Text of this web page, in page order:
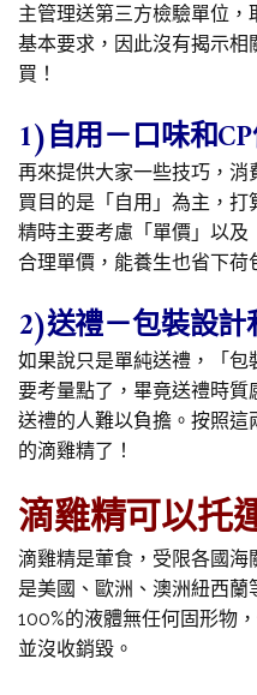
主管理送第三方檢驗單位
基本要求，因此沒有揭示
買！
1)自用－口味和
再來提供大家一些技巧，
買目的是「自用」為主，
精時主要考慮「單價」以
合理單價，能養生也省下荷
2)送禮－包裝設
如果說只是單純送禮，「
要考量點了，畢竟送禮時
送禮的人難以負擔。按照
的滴雞精了！
滴雞精可以托
滴雞精是葷食，受限各國海
是美國、歐洲、澳洲紐西
100%的液體無任何固形物
並沒收銷毀。